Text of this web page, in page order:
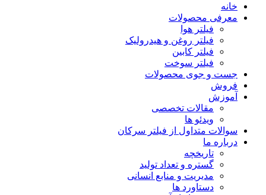
خانه
معرفی محصولات
فیلتر هوا
فیلتر روغن و هیدرولیک
فیلتر کابین
فیلتر سوخت
جست و جوی محصولات
فروش
آموزش
مقالات تخصصی
ویدئو ها
سوالات متداول از فیلتر سرکان
درباره ما
تاریخچه
گستره و تعداد تولید
مدیریت و منابع انسانی
دستاورد ها